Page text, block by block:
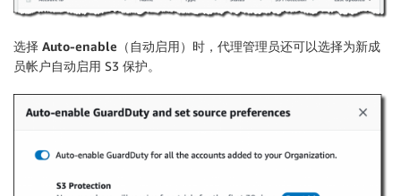
选择 Auto-enable （自动启用）时，代理管理员还可以选择为新成
员帐户自动启用 S3 保护。